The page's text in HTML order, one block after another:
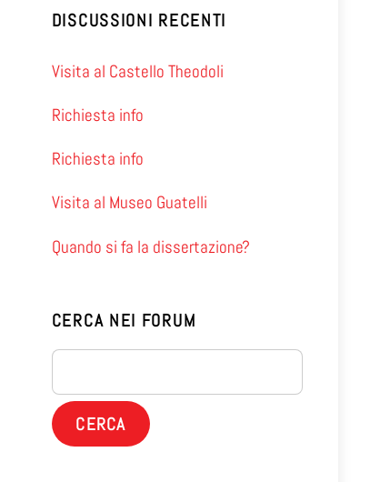
DISCUSSIONI RECENTI
Visita al Castello Theodoli
Richiesta info
Richiesta info
Visita al Museo Guatelli
Quando si fa la dissertazione?
CERCA NEI FORUM